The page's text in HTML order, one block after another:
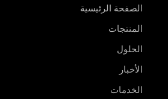
الصفحة الرئيسية
المنتجات
الحلول
الأخبار
الخدمات